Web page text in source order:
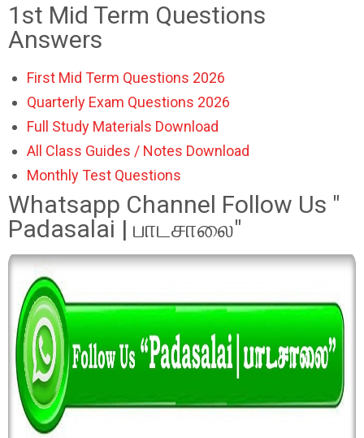
1st Mid Term Questions
Answers
First Mid Term Questions 2026
Quarterly Exam Questions 2026
Full Study Materials Download
All Class Guides / Notes Download
Monthly Test Questions
Whatsapp Channel Follow Us "
Padasalai | பாடசாலை"